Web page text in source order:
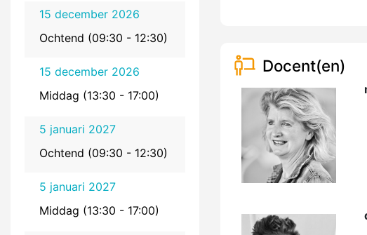
15 december 2026
Ochtend (09:30 - 12:30)
15 december 2026
Middag (13:30 - 17:00)
5 januari 2027
Ochtend (09:30 - 12:30)
5 januari 2027
Middag (13:30 - 17:00)
Docent(en)